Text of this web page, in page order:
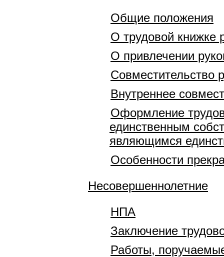
Общие положения
О трудовой книжке
О привлечении
Совместительство
Внутреннее
Оформление
единственным
являющимся
Особенности
Несовершеннолетние
НПА
Заключение
Работы,